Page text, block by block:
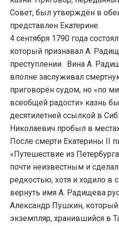
Совет, был утверждён в
представлен Екатерине.
4 сентября 1790 года
который признавал А.
преступлении. Вина А.
вполне заслуживал
приговорён судом, но «по
всеобщей радости» казнь
десятилетней ссылкой в
Николаевич пробыл в
После смерти Екатерины II
«Путешествие из
почти неизвестным и
редкостью, хотя и ходило в
вернуть имя А. Радищева
Александр Пушкин, который
экземпляр, хранившийся в